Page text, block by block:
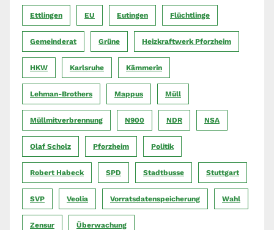
Ettlingen EU Eutingen Flüchtlinge
Gemeinderat Grüne Heizkraftwerk Pforzheim
HKW Karlsruhe Kämmerin
Lehman-Brothers Mappus Müll
Müllmitverbrennung N900 NDR NSA
Olaf Scholz Pforzheim Politik
Robert Habeck SPD Stadtbusse Stuttgart
SVP Veolia Vorratsdatenspeicherung Wahl
Zensur Überwachung